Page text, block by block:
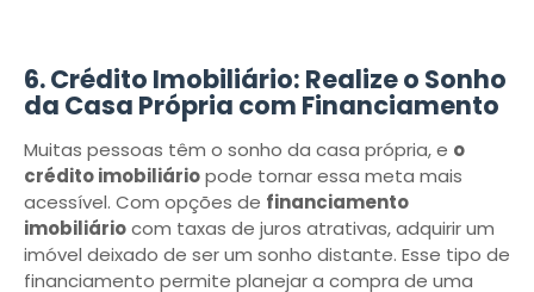
6. Crédito Imobiliário: Realize o Sonho
da Casa Própria com Financiamento
Muitas pessoas têm o sonho da casa própria, e o
crédito imobiliáriopode tornar essa meta mais
acessível. Com opções de financiamento
imobiliáriocom taxas de juros atrativas, adquirir um
imóvel deixado de ser um sonho distante. Esse tipo de
financiamento permite planejar a compra de uma